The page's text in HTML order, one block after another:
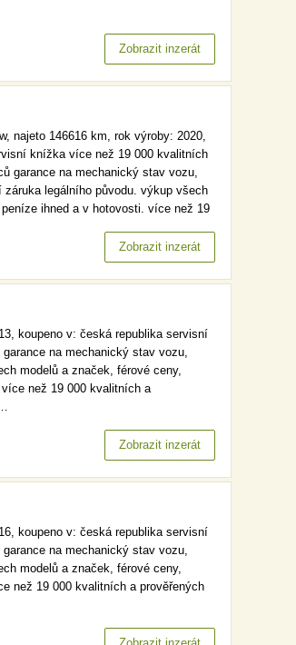
Zobrazit inzerát
najeto 146616 km, rok výroby: 2020,
knížka více než 19 000 kvalitních
garance na mechanický stav vozu,
legálního původu. výkup všech
ihned a v hotovosti. více než 19
najetých km. doživotní záruka…
Zobrazit inzerát
koupeno v: česká republika servisní
na mechanický stav vozu,
modelů a značek, férové ceny,
než 19 000 kvalitních a
Zobrazit inzerát
koupeno v: česká republika servisní
na mechanický stav vozu,
modelů a značek, férové ceny,
než 19 000 kvalitních a prověřených